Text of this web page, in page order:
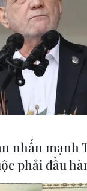
nhấn mạnh
phải đầu